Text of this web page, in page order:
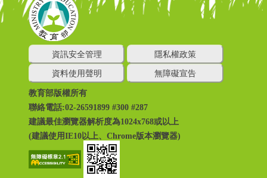
資訊安全管理 隱私權政策
資料使用聲明 無障礙宣告
教育部版權所有
聯絡電話:02-26591899 #300 #287
建議最佳瀏覽器解析度為1024x768或以上
(建議使用IE10以上、Chrome版本瀏覽器)